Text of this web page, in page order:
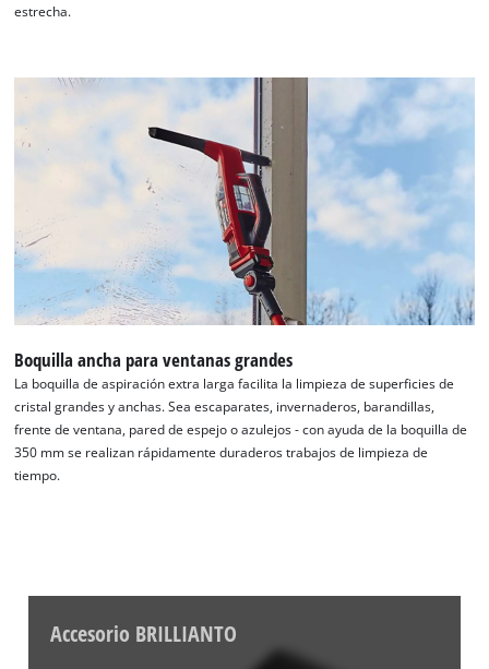
estrecha.
Boquilla ancha para ventanas grandes
La boquilla de aspiración extra larga facilita la limpieza de superficies de
cristal grandes y anchas. Sea escaparates, invernaderos, barandillas,
frente de ventana, pared de espejo o azulejos - con ayuda de la boquilla de
350 mm se realizan rápidamente duraderos trabajos de limpieza de
tiempo.
Accesorio BRILLIANTO